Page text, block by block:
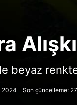
beyaz
2024 Son güncelleme: